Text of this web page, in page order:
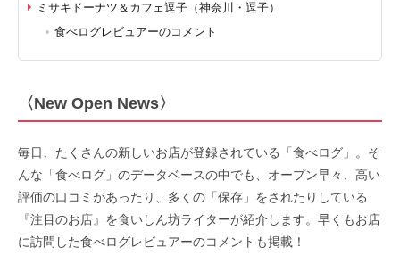
ミサキドーナツ＆カフェ逗子（神奈川・逗子）
食べログレビュアーのコメント
〈New Open News〉
毎日、たくさんの新しいお店が登録されている「食べログ」。そ
んな「食べログ」のデータベースの中でも、オープン早々、高い
評価の口コミがあったり、多くの「保存」をされたりしている
『注目のお店』を食いしん坊ライターが紹介します。早くもお店
に訪問した食べログレビュアーのコメントも掲載！